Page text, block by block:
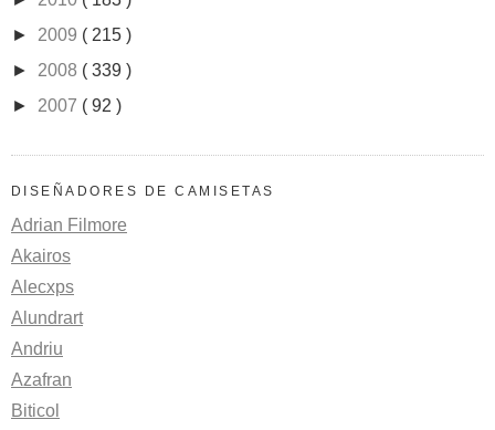
► 2009 ( 215 )
► 2008 ( 339 )
► 2007 ( 92 )
DISEÑADORES DE CAMISETAS
Adrian Filmore
Akairos
Alecxps
Alundrart
Andriu
Azafran
Biticol